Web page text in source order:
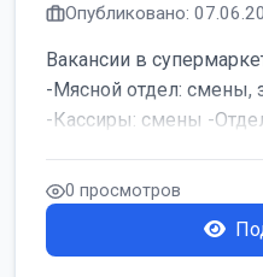
Опубликовано:
Вакансии в
-Мясной отдел: смены,
-Кассиры: смены -
0 просмотров